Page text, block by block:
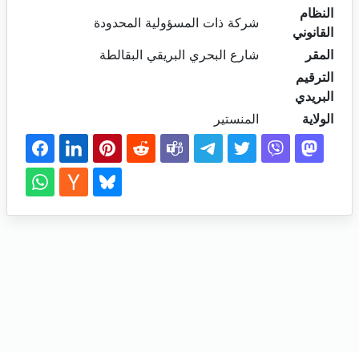
النظام
القانوني
شركة ذات المسؤولية المحدودة
المقر
شارع البحري البريقي البقالطة
الترقيم
البريدي
الولاية
المنستير